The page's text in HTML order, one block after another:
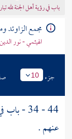
باب في رؤية أهل الجنة لله
مجمع الزاوئد
الهيثمي - نور
جزء 10
44 - 34
عنهم .